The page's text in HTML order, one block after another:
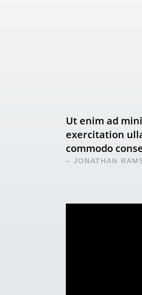
Ut enim ad
exercitation
commodo
– JONATHAN